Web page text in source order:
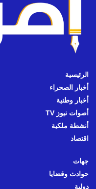
الرئيسية
أخبار الصحراء
أخبار وطنية
أصوات نيوز TV
أنشطة ملكية
اقتصاد
جهات
حوادث وقضايا
دولية